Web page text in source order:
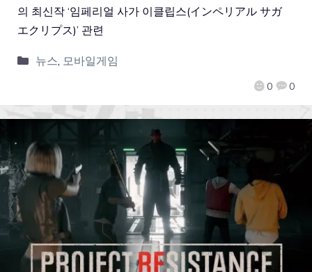
0 0
의 최신작 ‘임페리얼 사가 이클립스(インペリアル サガ
エクリプス)’ 관련
뉴스 모바일게임